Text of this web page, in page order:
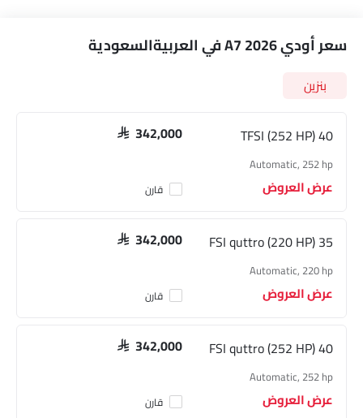
سعر أودي A7 2026 في العربيةالسعودية
بنزين
40 TFSI (252 HP)
SAR 342,000
Automatic, 252 hp
عرض العروض قارن
35 FSI quttro (220 HP)
SAR 342,000
Automatic, 220 hp
عرض العروض قارن
40 FSI quttro (252 HP)
SAR 342,000
Automatic, 252 hp
عرض العروض قارن